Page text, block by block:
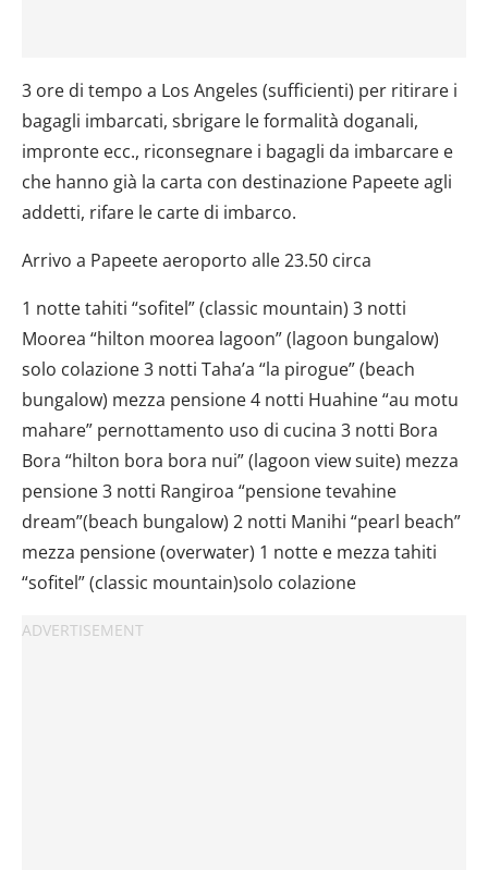
3 ore di tempo a Los Angeles (sufficienti) per ritirare i
bagagli imbarcati, sbrigare le formalità doganali,
impronte ecc., riconsegnare i bagagli da imbarcare e
che hanno già la carta con destinazione Papeete agli
addetti, rifare le carte di imbarco.
Arrivo a Papeete aeroporto alle 23.50 circa
1 notte tahiti “sofitel” (classic mountain) 3 notti
Moorea “hilton moorea lagoon” (lagoon bungalow)
solo colazione 3 notti Taha’a “la pirogue” (beach
bungalow) mezza pensione 4 notti Huahine “au motu
mahare” pernottamento uso di cucina 3 notti Bora
Bora “hilton bora bora nui” (lagoon view suite) mezza
pensione 3 notti Rangiroa “pensione tevahine
dream”(beach bungalow) 2 notti Manihi “pearl beach”
mezza pensione (overwater) 1 notte e mezza tahiti
“sofitel” (classic mountain)solo colazione